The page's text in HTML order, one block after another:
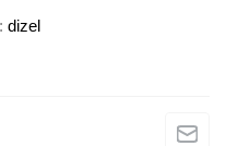
dizel